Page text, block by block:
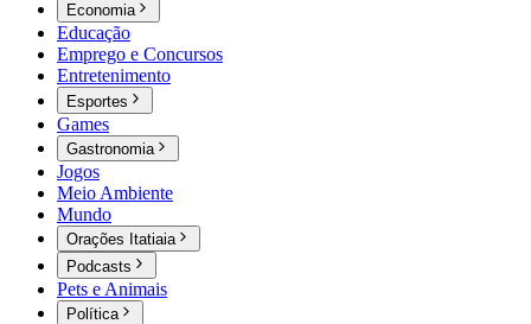
Economia
Educação
Emprego e Concursos
Entretenimento
Esportes
Games
Gastronomia
Jogos
Meio Ambiente
Mundo
Orações Itatiaia
Podcasts
Pets e Animais
Política